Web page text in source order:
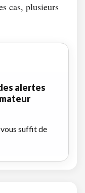
cas, plusieurs
alertes
vous suffit de